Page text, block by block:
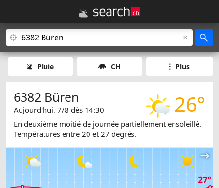
Pluie CH Plus
26°
6382 Büren
Aujourd'hui, 7/8 dès 14:30
En deuxième moitié de journée partiellement ensoleillé.
Températures entre 20 et 27 degrés.